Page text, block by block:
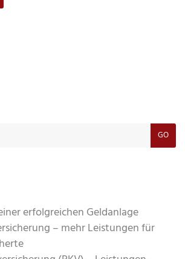
GO
erfolgreichen Geldanlage
– mehr Leistungen für